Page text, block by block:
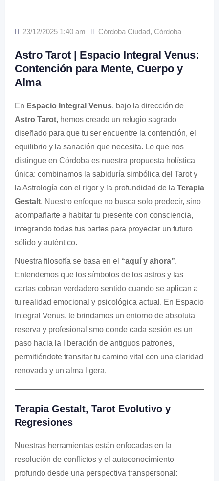
23/12/2025 1:40 am Córdoba Ciudad, Córdoba
Astro Tarot | Espacio Integral Venus:
Contención para Mente, Cuerpo y
Alma
En Espacio Integral Venus, bajo la dirección de
Astro Tarot, hemos creado un refugio sagrado
diseñado para que tu ser encuentre la contención, el
equilibrio y la sanación que necesita. Lo que nos
distingue en Córdoba es nuestra propuesta holística
única: combinamos la sabiduría simbólica del Tarot y
la Astrología con el rigor y la profundidad de la Terapia
Gestalt. Nuestro enfoque no busca solo predecir, sino
acompañarte a habitar tu presente con consciencia,
integrando todas tus partes para proyectar un futuro
sólido y auténtico.
Nuestra filosofía se basa en el “aquí y ahora”.
Entendemos que los símbolos de los astros y las
cartas cobran verdadero sentido cuando se aplican a
tu realidad emocional y psicológica actual. En Espacio
Integral Venus, te brindamos un entorno de absoluta
reserva y profesionalismo donde cada sesión es un
paso hacia la liberación de antiguos patrones,
permitiéndote transitar tu camino vital con una claridad
renovada y un alma ligera.
Terapia Gestalt, Tarot Evolutivo y
Regresiones
Nuestras herramientas están enfocadas en la
resolución de conflictos y el autoconocimiento
profundo desde una perspectiva transpersonal: